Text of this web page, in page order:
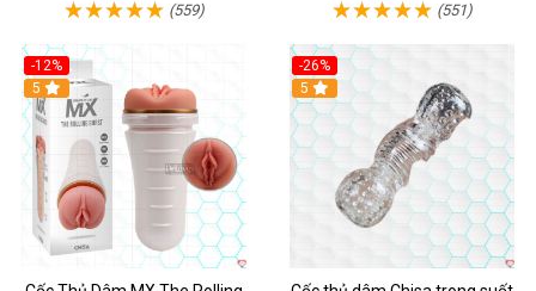
(559) (551)
-12%
Hot
5
-26%
Hot
5